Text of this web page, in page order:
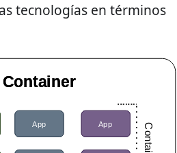
tecnologías en términos